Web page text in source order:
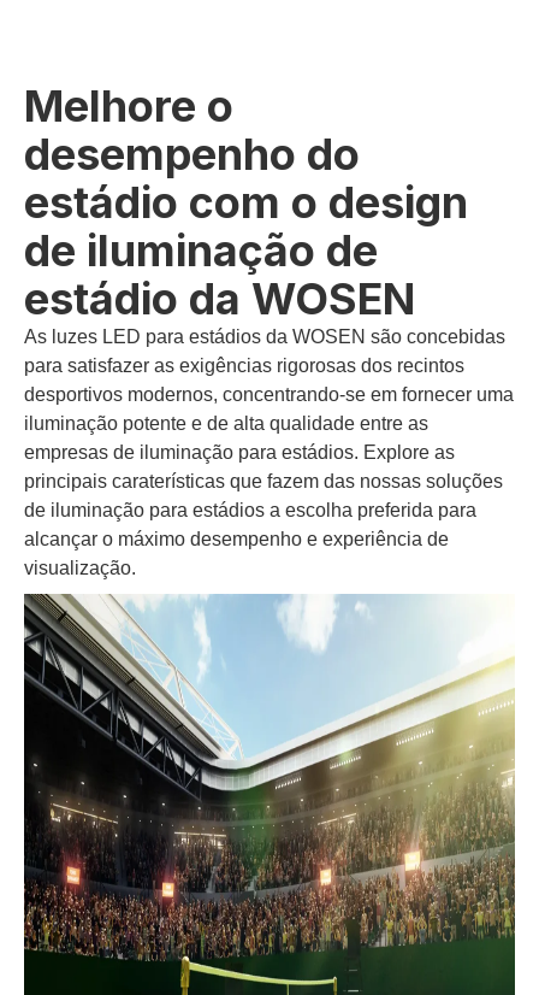
Melhore o
desempenho do
estádio com o design
de iluminação de
estádio da WOSEN
As luzes LED para estádios da WOSEN são concebidas
para satisfazer as exigências rigorosas dos recintos
desportivos modernos, concentrando-se em fornecer uma
iluminação potente e de alta qualidade entre as
empresas de iluminação para estádios. Explore as
principais caraterísticas que fazem das nossas soluções
de iluminação para estádios a escolha preferida para
alcançar o máximo desempenho e experiência de
visualização.